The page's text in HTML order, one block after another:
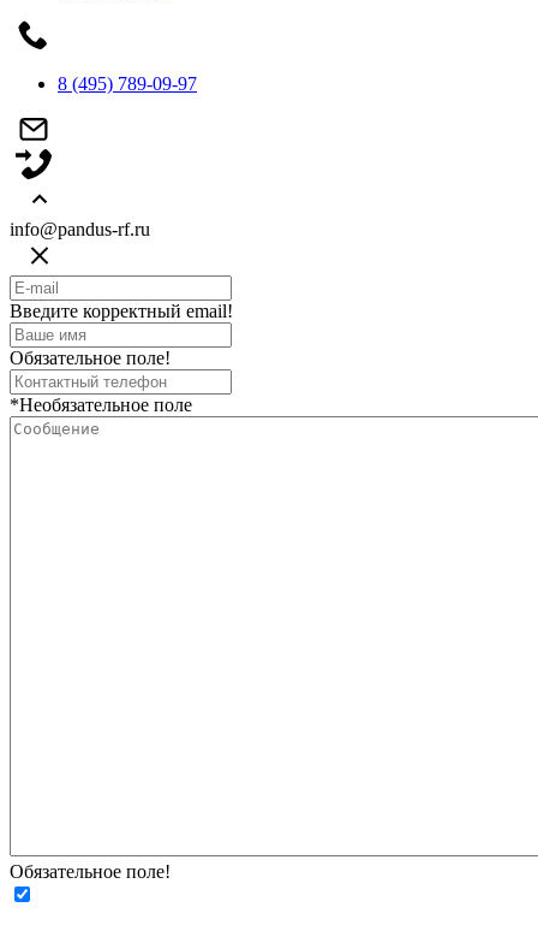
8 (495) 789-09-97
info@pandus-rf.ru
Введите корректный email!
Обязательное поле!
*Необязательное поле
Обязательное поле!